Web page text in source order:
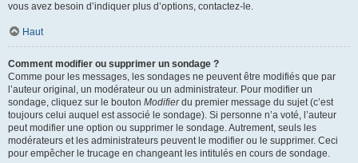
vous avez besoin d’indiquer plus d’options, contactez-le.
Haut
Comment modifier ou supprimer un sondage ?
Comme pour les messages, les sondages ne peuvent être modifiés que par
l’auteur original, un modérateur ou un administrateur. Pour modifier un
sondage, cliquez sur le bouton Modifierdu premier message du sujet (c’est
toujours celui auquel est associé le sondage). Si personne n’a voté, l’auteur
peut modifier une option ou supprimer le sondage. Autrement, seuls les
modérateurs et les administrateurs peuvent le modifier ou le supprimer. Ceci
pour empêcher le trucage en changeant les intitulés en cours de sondage.